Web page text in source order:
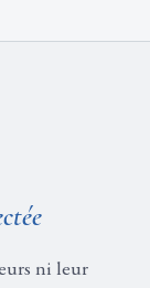
ni leur